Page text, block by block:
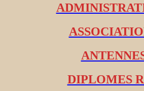
DIPLOMES